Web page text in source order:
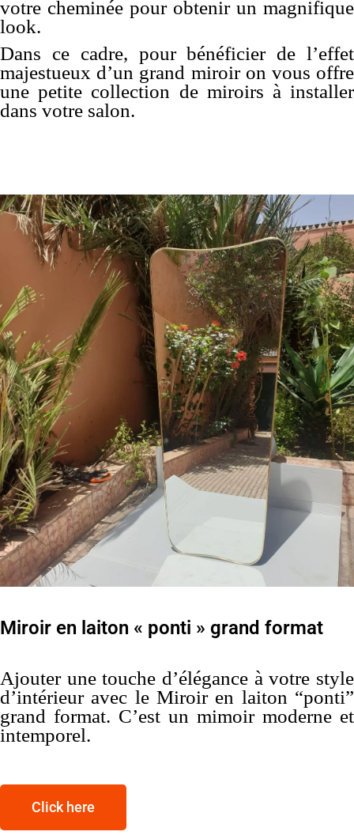
votre cheminée pour obtenir un magnifique
look.
Dans ce cadre, pour bénéficier de l’effet
majestueux d’un grand miroir on vous offre
une petite collection de miroirs à installer
dans votre salon.
Miroir en laiton « ponti » grand format
Ajouter une touche d’élégance à votre style
d’intérieur avec le Miroir en laiton “ponti”
grand format. C’est un mimoir moderne et
intemporel.
Click here